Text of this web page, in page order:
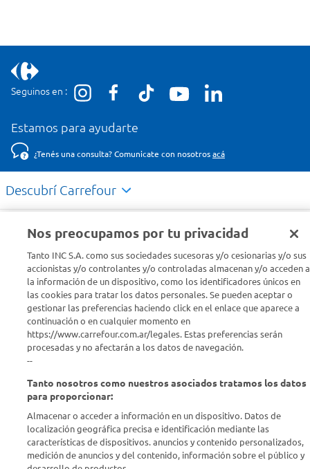
Seguinos en :
Estamos para ayudarte
¿Tenés una consulta? Comunicate con nosotros acá
Descubrí Carrefour
Conocenos
Info útil
Comprá Online
Enterate de nuestras ofertas
Dejanos tu mail para recibir todas las ofertas y promociones antes
ENVIAR
Nos preocupamos por tu privacidad
Tanto INC S.A. como sus sociedades sucesoras y/o cesionarias y/o sus
accionistas y/o controlantes y/o controladas almacenan y/o acceden a
la información de un dispositivo, como los identificadores únicos en
las cookies para tratar los datos personales. Se pueden aceptar o
gestionar las preferencias haciendo click en el enlace que aparece a
continuación o en cualquier momento en
https://www.carrefour.com.ar/legales. Estas preferencias serán
procesadas y no afectarán a los datos de navegación.
--
Tanto nosotros como nuestros asociados tratamos los datos
para proporcionar:
Almacenar o acceder a información en un dispositivo. Datos de
localización geográfica precisa e identificación mediante las
características de dispositivos. anuncios y contenido personalizados,
medición de anuncios y del contenido, información sobre el público y